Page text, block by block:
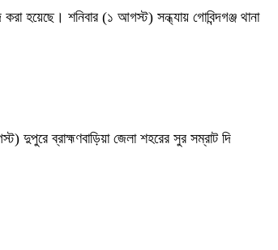
হয়েছে। শনিবার (১ আগস্ট) সন্ধ্যায় গোবিন্দগঞ্জ থানা
দুপুরে ব্রাহ্মণবাড়িয়া জেলা শহরের সুর সম্রাট দি